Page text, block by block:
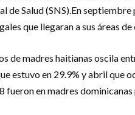
de Salud (SNS).En
que llegaran a sus áreas
madres haitianas oscila
estuvo en 29.9% y abril
en madres